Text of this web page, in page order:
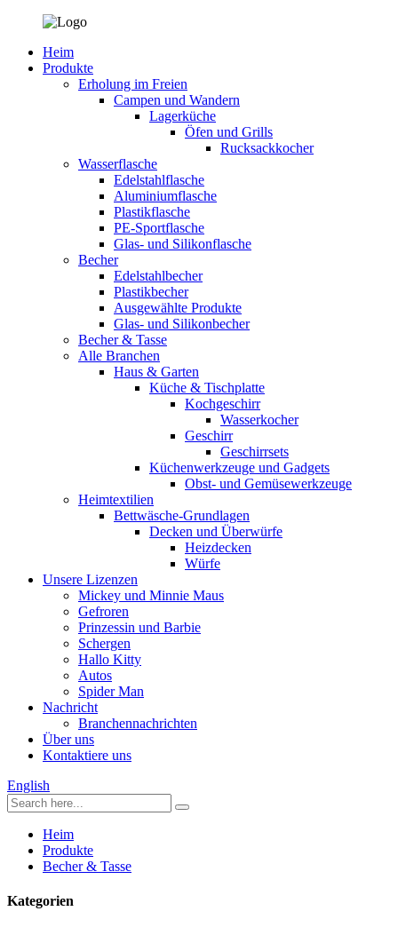
Heim
Produkte
Erholung im Freien
Campen und Wandern
Lagerküche
Öfen und Grills
Rucksackkocher
Wasserflasche
Edelstahlflasche
Aluminiumflasche
Plastikflasche
PE-Sportflasche
Glas- und Silikonflasche
Becher
Edelstahlbecher
Plastikbecher
Ausgewählte Produkte
Glas- und Silikonbecher
Becher & Tasse
Alle Branchen
Haus & Garten
Küche & Tischplatte
Kochgeschirr
Wasserkocher
Geschirr
Geschirrsets
Küchenwerkzeuge und Gadgets
Obst- und Gemüsewerkzeuge
Heimtextilien
Bettwäsche-Grundlagen
Decken und Überwürfe
Heizdecken
Würfe
Unsere Lizenzen
Mickey und Minnie Maus
Gefroren
Prinzessin und Barbie
Schergen
Hallo Kitty
Autos
Spider Man
Nachricht
Branchennachrichten
Über uns
Kontaktiere uns
English
Heim
Produkte
Becher & Tasse
Kategorien